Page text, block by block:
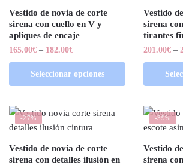
Vestido de novia de corte
sirena con cuello en V y
apliques de encaje
165.00€ – 182.00€
Seleccionar opciones
Vestido
sirena
tirantes
201.00€ –
-27%
Vestido de novia de corte
sirena con detalles ilusión en
-39%
Vestido
sirena